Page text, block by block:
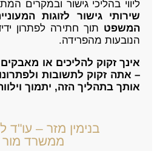
בנימין מזר – עו"ד
ממשרד מור
ליווי בהליכי גישור ובמקרים
שירותי גישור לזוגות
המשפט תוך חתירה לפתרון
הנובעות מהפרידה.
אינך זקוק להליכים או
– אתה זקוק לתשובות
אותך בתהליך הזה, יתמוך